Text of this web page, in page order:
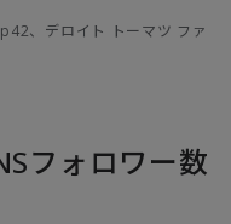
、デロイト トーマツ ファ
フォロワー数